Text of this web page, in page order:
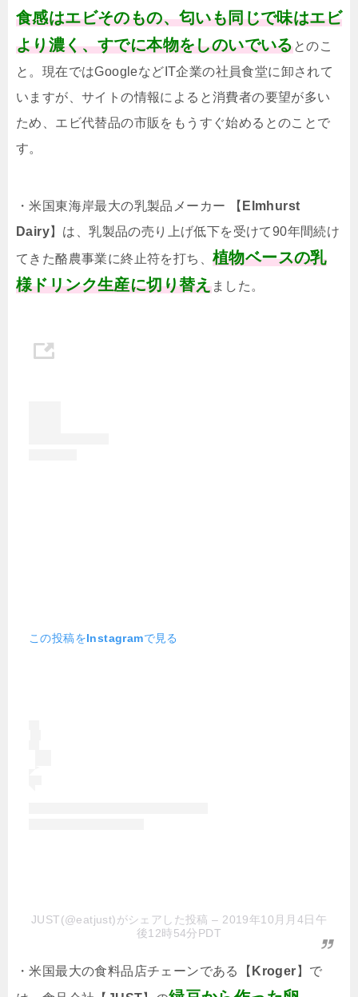
食感はエビそのもの、匂いも同じで味はエビ
より濃く、すでに本物をしのいでいるとのこ
と。現在ではGoogleなどIT企業の社員食堂に卸されて
いますが、サイトの情報によると消費者の要望が多い
ため、エビ代替品の市販をもうすぐ始めるとのことで
す。
・米国東海岸最大の乳製品メーカー 【 Elmhurst
Dairy】は、乳製品の売り上げ低下を受けて90年間続け
てきた酪農事業に終止符を打ち、 植物ベースの乳
様ドリンク生産に切り替えました。
この投稿をInstagramで見る
JUST(@eatjust)がシェアした投稿 – 2019年10月月4日午
後12時54分PDT
・米国最大の食料品店チェーンである【 Kroger 】で